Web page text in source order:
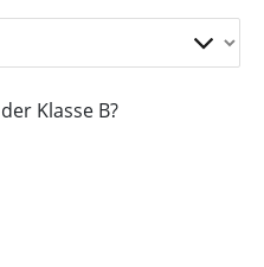
Klasse B?